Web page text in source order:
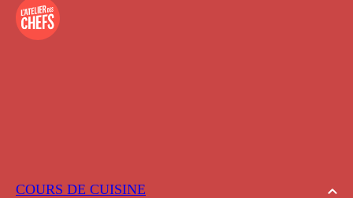
COURS DE CUISINE